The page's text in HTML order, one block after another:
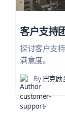
客户支持
探讨客户支
满意度。
By巴克励